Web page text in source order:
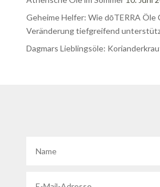
Geheime Helfer: Wie dōTERRA Öle
Veränderung tiefgreifend
Dagmars Lieblingsöle: